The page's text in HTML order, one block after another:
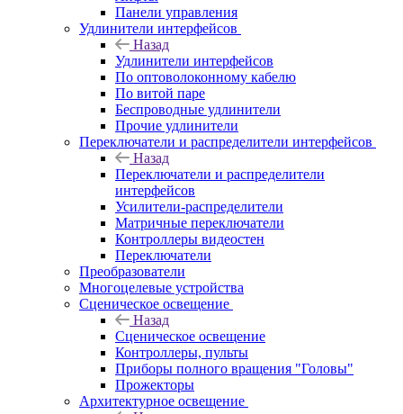
Панели управления
Удлинители интерфейсов
Назад
Удлинители интерфейсов
По оптоволоконному кабелю
По витой паре
Беспроводные удлинители
Прочие удлинители
Переключатели и распределители интерфейсов
Назад
Переключатели и распределители
интерфейсов
Усилители-распределители
Матричные переключатели
Контроллеры видеостен
Переключатели
Преобразователи
Многоцелевые устройства
Сценическое освещение
Назад
Сценическое освещение
Контроллеры, пульты
Приборы полного вращения "Головы"
Прожекторы
Архитектурное освещение